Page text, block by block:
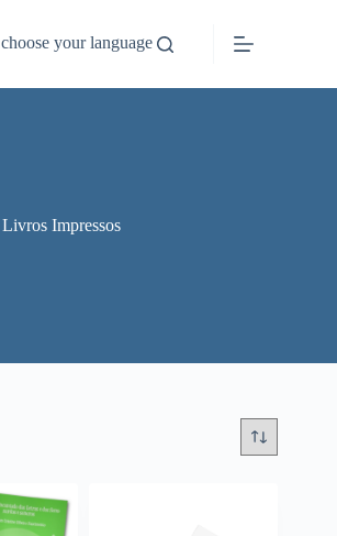
choose your language
Livros Impressos